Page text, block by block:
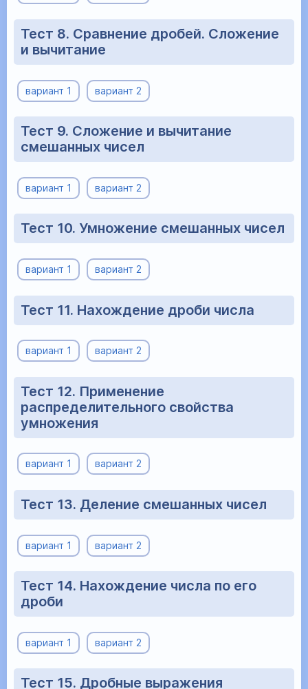
Тест 8. Сравнение дробей. Сложение
и вычитание
вариант 1 вариант 2
Тест 9. Сложение и вычитание
смешанных чисел
вариант 1 вариант 2
Тест 10. Умножение смешанных чисел
вариант 1 вариант 2
Тест 11. Нахождение дроби числа
вариант 1 вариант 2
Тест 12. Применение
распределительного свойства
умножения
вариант 1 вариант 2
Тест 13. Деление смешанных чисел
вариант 1 вариант 2
Тест 14. Нахождение числа по его
дроби
вариант 1 вариант 2
Тест 15. Дробные выражения